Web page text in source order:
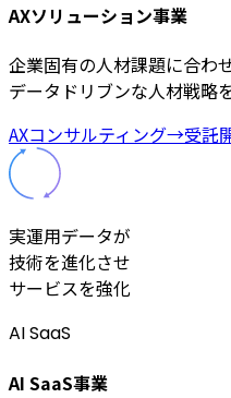
AXソリューション事業
企業固有の人材課題に合わ
データドリブンな人材戦略
AXコンサルティング→受託
実運用データが
技術を進化させ
サービスを強化
AI SaaS
AI SaaS事業